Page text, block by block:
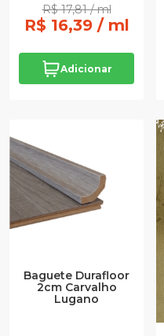
R$ 17,81 / ml
R$ 16,39 / ml
Adicionar
Baguete Durafloor
2cm Carvalho
Lugano